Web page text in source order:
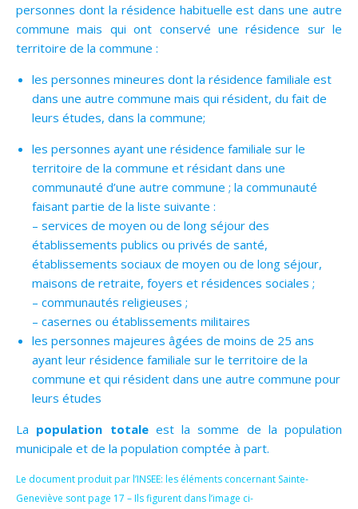
personnes dont la résidence habituelle est dans une autre
commune mais qui ont conservé une résidence sur le
territoire de la commune :
les personnes mineures dont la résidence familiale est
dans une autre commune mais qui résident, du fait de
leurs études, dans la commune;
les personnes ayant une résidence familiale sur le
territoire de la commune et résidant dans une
communauté d’une autre commune ; la communauté
faisant partie de la liste suivante :
– services de moyen ou de long séjour des
établissements publics ou privés de santé,
établissements sociaux de moyen ou de long séjour,
maisons de retraite, foyers et résidences sociales ;
– communautés religieuses ;
– casernes ou établissements militaires
les personnes majeures âgées de moins de 25 ans
ayant leur résidence familiale sur le territoire de la
commune et qui résident dans une autre commune pour
leurs études
La population totaleest la somme de la population
municipale et de la population comptée à part.
Le document produit par l’INSEE: les éléments concernant Sainte-
Geneviève sont page 17 – Ils figurent dans l’image ci-